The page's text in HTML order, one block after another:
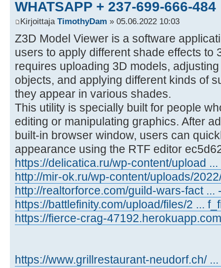
WHATSAPP + 237-699-666-484
Kirjoittaja TimothyDam » 05.06.2022 10:03
Z3D Model Viewer is a software
users to apply different shade effects to
requires uploading 3D models,
objects, and applying different kinds of
they appear in various shades.
This utility is specially built for people
editing or manipulating graphics. After
built-in browser window, users can
appearance using the RTF editor
https://delicatica.ru/wp-content/upload
http://mir-ok.ru/wp-content/uploads/
http://realtorforce.com/guild-wars-fact ...
https://battlefinity.com/upload/files/2 ...
https://fierce-crag-
https://www.grillrestaurant-neudorf.ch/